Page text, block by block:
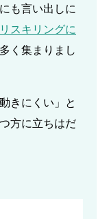
も言い出しに
リスキリングに
く集まりまし
きにくい」と
方に立ちはだ